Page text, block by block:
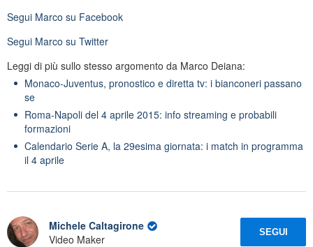
Segui Marco su Facebook
Segui Marco su Twitter
Leggi di più sullo stesso argomento da Marco Deiana:
Monaco-Juventus, pronostico e diretta tv: i bianconeri passano
se
Roma-Napoli del 4 aprile 2015: info streaming e probabili
formazioni
Calendario Serie A, la 29esima giornata: i match in programma
il 4 aprile
Michele Caltagirone
Video Maker
SEGUI